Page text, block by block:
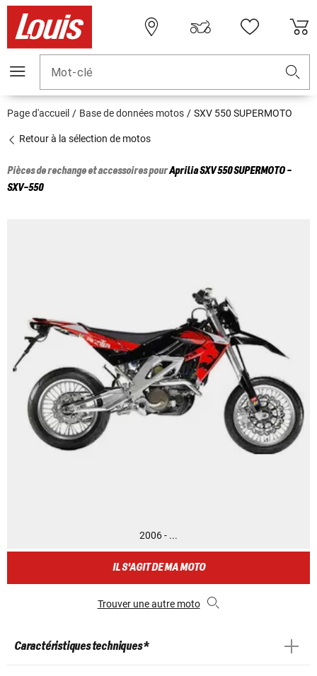
Mot-clé
Page d'accueil Base de données motos SXV 550 SUPERMOTO
Retour à la sélection de motos
Pièces de rechange et accessoires pourApriliaSXV 550 SUPERMOTO -
SXV-550
2006 - ...
IL S'AGIT DE MA MOTO
Trouver une autre moto
Caractéristiques techniques *